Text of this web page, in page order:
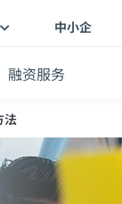
融资服务
中小企
法